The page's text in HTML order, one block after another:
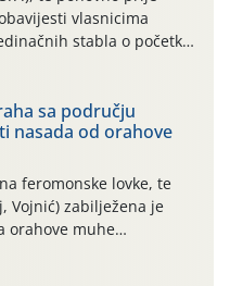
vlasnicima
stabla o početku
suzbijanja
Već dvanaest dana
udar”, koji naročito
05.8.), jer najviše
[…]
sa području
nasada od orahove
feromonske lovke, te
Vojnić) zabilježena je
orahove muhe
može se objasniti
nasadima s vrlo malim